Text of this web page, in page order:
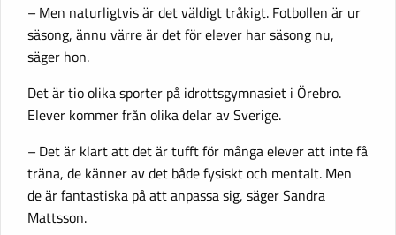
– Men naturligtvis är det väldigt tråkigt. Fotbollen är ur
säsong, ännu värre är det för elever har säsong nu,
säger hon.
Det är tio olika sporter på idrottsgymnasiet i Örebro.
Elever kommer från olika delar av Sverige.
– Det är klart att det är tufft för många elever att inte få
träna, de känner av det både fysiskt och mentalt. Men
de är fantastiska på att anpassa sig, säger Sandra
Mattsson.